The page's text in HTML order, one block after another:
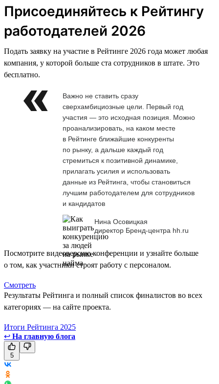
Присоединяйтесь к Рейтингу
работодателей 2026
Подать заявку на участие в Рейтинге 2026 года может любая
компания, у которой больше ста сотрудников в штате. Это
бесплатно.
Важно не ставить сразу
сверхамбициозные цели. Первый год
участия — это исходная позиция. Можно
проанализировать, на каком месте
в Рейтинге ближайшие конкуренты
по рынку, а дальше каждый год
стремиться к позитивной динамике,
прилагать усилия и использовать
данные из Рейтинга, чтобы становиться
лучшим работодателем для сотрудников
и кандидатов
Нина Осовицкая
директор Бренд-центра hh.ru
Посмотрите видеоверсию конференции и узнайте больше
о том, как участники строят работу с персоналом.
Смотреть
Результаты Рейтинга и полный список финалистов во всех
категориях — на сайте проекта.
Итоги Рейтинга 2025
↩ На главную блога
5